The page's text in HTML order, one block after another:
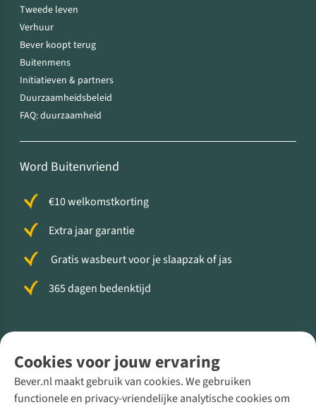
Cookies voor jouw ervaring
Bever.nl maakt gebruik van cookies. We gebruiken
functionele en privacy-vriendelijke analytische cookies om
Tweede leven
Verhuur
Bever koopt terug
Buitenmens
Initiatieven & partners
Duurzaamheidsbeleid
FAQ: duurzaamheid
Word Buitenvriend
€10 welkomstkorting
Extra jaar garantie
Gratis wasbeurt voor je slaapzak of jas
365 dagen bedenktijd